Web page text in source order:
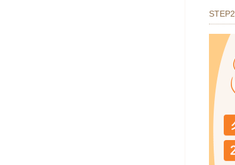
STEP2